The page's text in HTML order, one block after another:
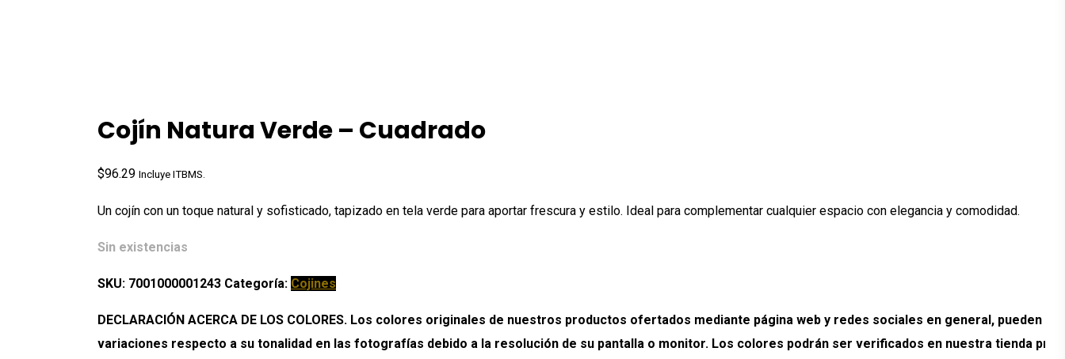
Cojín Natura Verde – Cuadrado
$96.29 Incluye ITBMS.
Un cojín con un toque natural y sofisticado, tapizado en tela verde para aportar frescura y estilo. Ideal para complementar cualquier espacio con elegancia y comodidad.
Sin existencias
SKU: 7001000001243 Categoría: Cojines
DECLARACIÓN ACERCA DE LOS COLORES. Los colores originales de nuestros productos ofertados mediante página web y redes sociales en general, pueden
variaciones respecto a su tonalidad en las fotografías debido a la resolución de su pantalla o monitor. Los colores podrán ser verificados en nuestra tienda